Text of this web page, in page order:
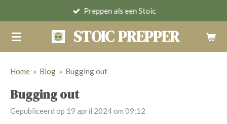
naar
de
STOIC PREPPER
Preppen als een Stoic
Home » Blog » Bugging out
Bugging out
Gepubliceerd op 19 april 2024 om 09:12